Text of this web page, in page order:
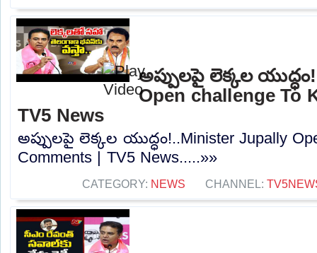
అప్పులపై లెక్కల
Open challenge To
TV5 News
అప్పులపై లెక్కల యుద్ధం!..Minister Jupally
Comments | TV5 News.....»»
CATEGORY: NEWS CHANNEL: